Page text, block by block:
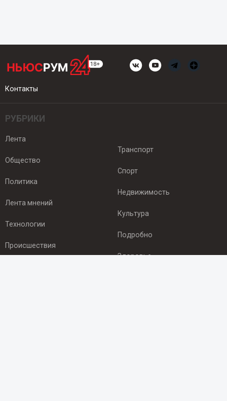
Контакты
РУБРИКИ
Лента
Общество
Политика
Лента мнений
Технологии
Происшествия
Транспорт
Спорт
Недвижимость
Культура
Подробно
Здоровье